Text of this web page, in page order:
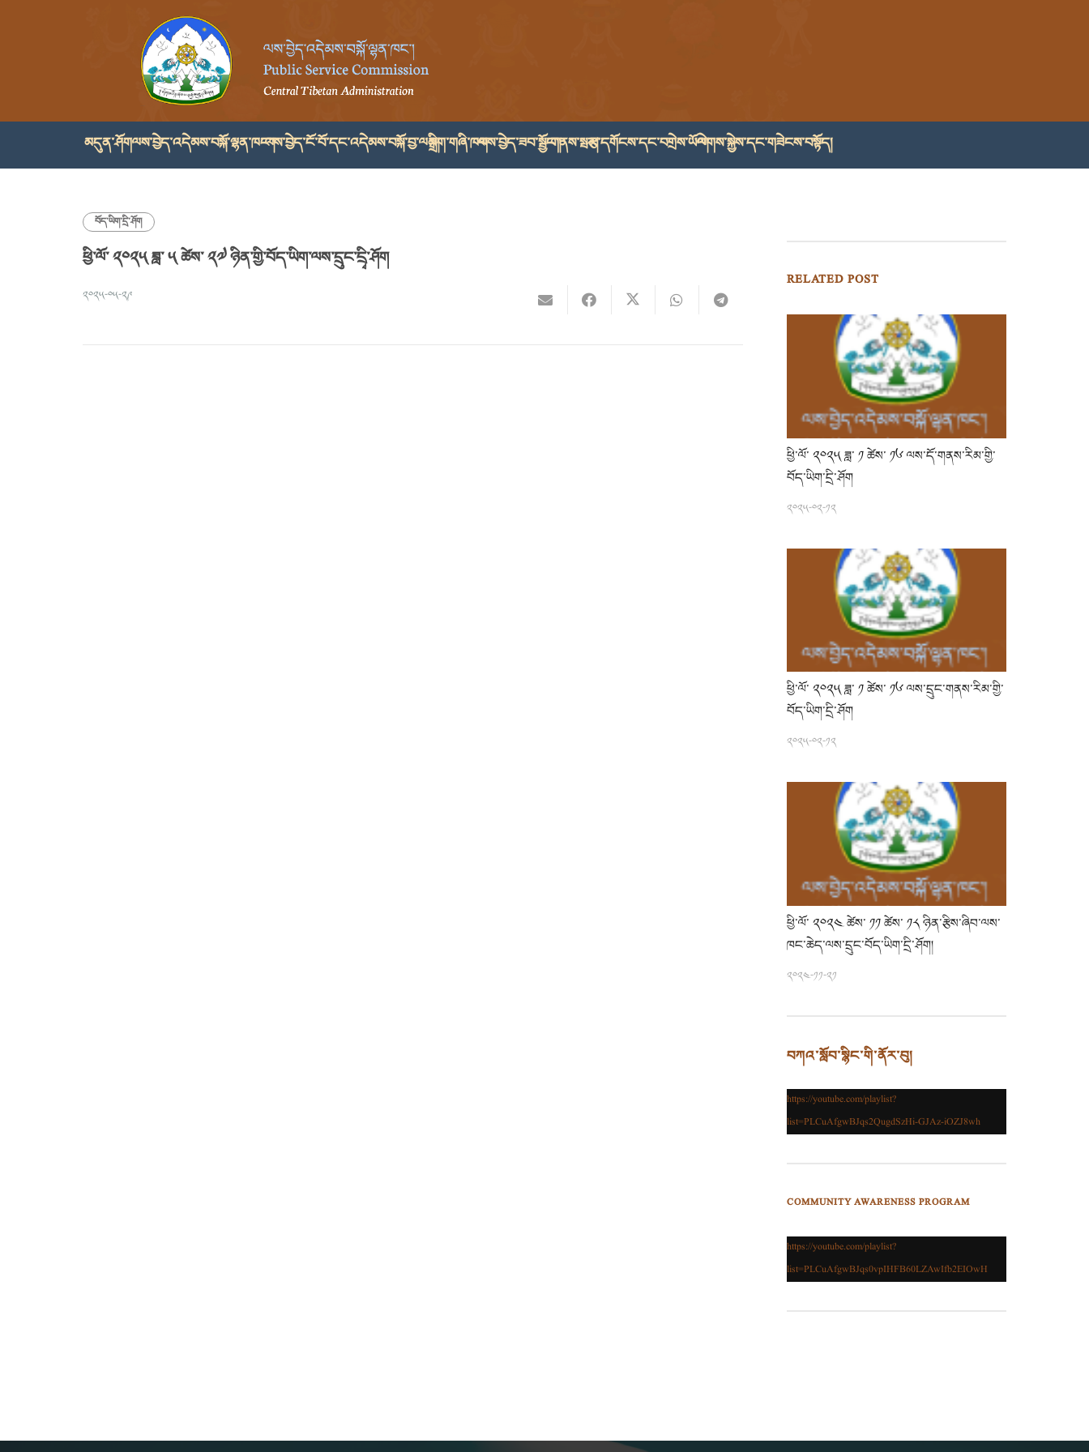
མདུན་ཤོགལས་བྱེད་འདེམས་བསྐོ་ལྷན་ཁང་།ལས་བྱེད་ངོ་བོ་དང་འདེམས་བསྐོ་བྱ་ལམ།སྒྲིག་གཞི་ཁགལས་བྱེད་ཟབ་སྦྱོང་།གནས་སྤར།རྩ་དགོངས་དང་བགྲེས་ཡོལ།ལེགས་སྐྱེས་དང་གཟེངས་བསྟོད།
བོད་ཡིག་དྲི་ཤོག
ཕྱི་ལོ་ ༢༠༢༥ ཟླ་ ༥ ཚེས་ ༢༧ ཉིན་གྱི་བོད་ཡིག་ལས་དྲུང་དྲྭི་ཤོག
༢༠༢༥-༠༥-༢༩
RELATED POST
ཕྱི་ལོ་ ༢༠༢༥ ཟླ་ ༡ ཚེས་ ༡༦ ལས་དོ་གནས་རིམ་གྱི་
བོད་ཡིག་དྲི་ཤོག
༢༠༢༥-༠༢-༡༢
ཕྱི་ལོ་ ༢༠༢༥ ཟླ་ ༡ ཚེས་ ༡༦ ལས་དྲུང་གནས་རིམ་གྱི་
བོད་ཡིག་དྲི་ཤོག
༢༠༢༥-༠༢-༡༢
ཕྱི་ལོ་ ༢༠༢༤ ཚེས་ ༡༡ ཚེས་ ༡༨ ཉིན་རྩིས་ཞིབ་ལས་
ཁང་ཆེད་ལས་དྲུང་བོད་ཡིག་དྲི་ཤོག།
༢༠༢༤-༡༡-༢༡
བཀའ་སློབ་སྙིང་གི་ནོར་བུ།
https://youtube.com/playlist?
list=PLCuAfgwBJqs2QugdSzHi-GJAz-iOZJ8wh
COMMUNITY AWARENESS PROGRAM
https://youtube.com/playlist?
list=PLCuAfgwBJqs0vpIHFB60LZAwIfb2EIOwH